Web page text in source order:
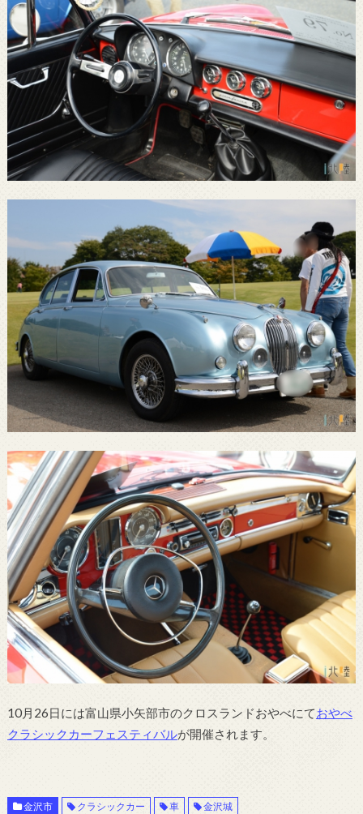
10月26日には富山県小矢部市のクロスランドおやべにておやべ
クラシックカーフェスティバルが開催されます。
金沢市 クラシックカー 車 金沢城